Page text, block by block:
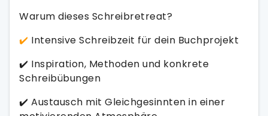
Warum dieses Schreibretreat?
✔️ Intensive Schreibzeit für dein Buchprojekt
✔️ Inspiration, Methoden und konkrete
Schreibübungen
✔️ Austausch mit Gleichgesinnten in einer